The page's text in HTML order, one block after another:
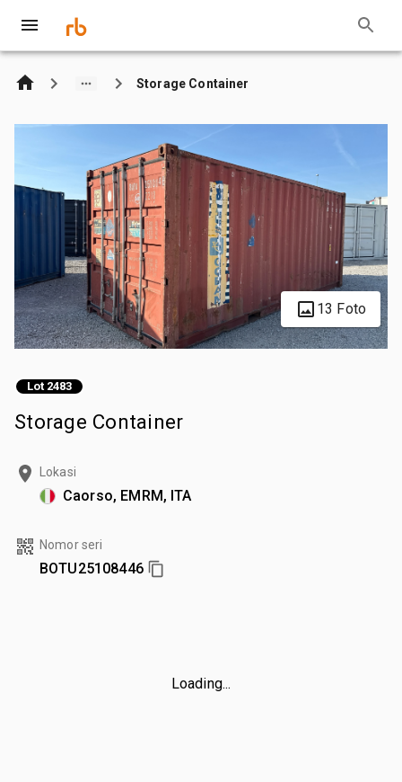
Storage Container
13 Foto
Lot 2483
Storage Container
Lokasi
Caorso, EMRM, ITA
Nomor seri
BOTU25108446
Loading...